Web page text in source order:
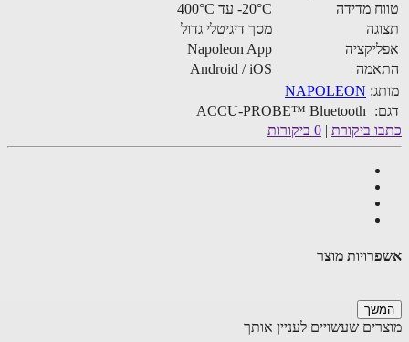
מדידה
‎-20°C עד 400°C
מסך דיגיטלי גדול
Napoleon App
Android / iOS
NAPOLEON
ACCU-PROBE™ Bluetooth
ביקורת|0 ביקורות
מוצר
שעשויים לעניין אותך